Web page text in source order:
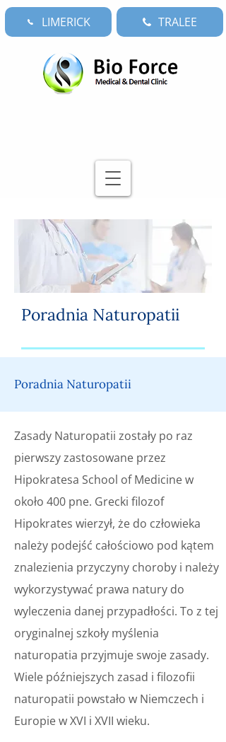
LIMERICK TRALEE
Poradnia Naturopatii
Poradnia Naturopatii
Zasady Naturopatii zostały po raz
pierwszy zastosowane przez
Hipokratesa School of Medicine w
około 400 pne. Grecki filozof
Hipokrates wierzył, że do człowieka
należy podejść całościowo pod kątem
znalezienia przyczyny choroby i należy
wykorzystywać prawa natury do
wyleczenia danej przypadłości. To z tej
oryginalnej szkoły myślenia
naturopatia przyjmuje swoje zasady.
Wiele późniejszych zasad i filozofii
naturopatii powstało w Niemczech i
Europie w XVI i XVII wieku.